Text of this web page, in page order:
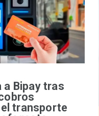
a Bipay tras
transporte